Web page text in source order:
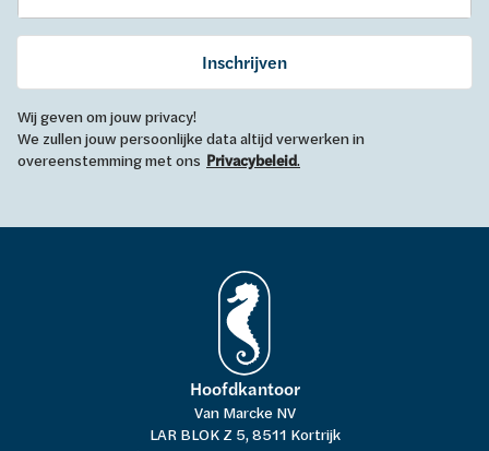
Inschrijven
Wij geven om jouw privacy!
We zullen jouw persoonlijke data altijd verwerken in
overeenstemming met ons Privacybeleid.
Hoofdkantoor
Van Marcke NV
LAR BLOK Z 5, 8511 Kortrijk